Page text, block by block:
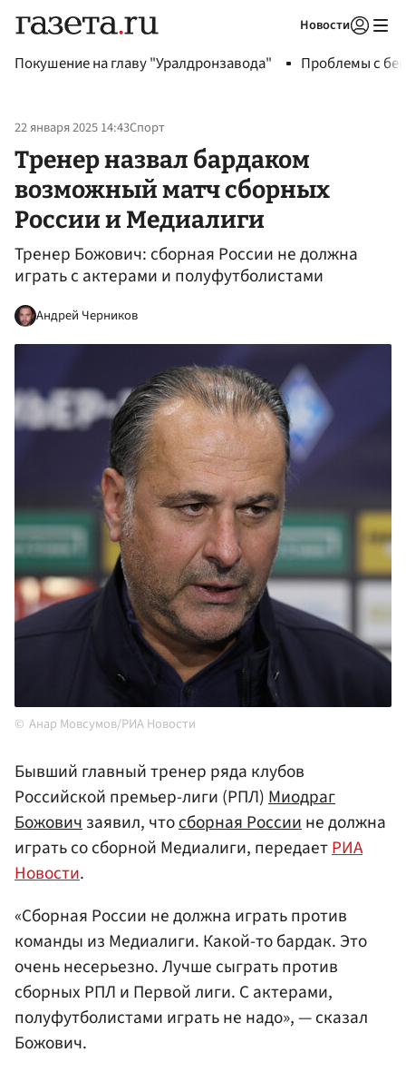
Новости
Покушение на главу "Уралдронзавода" Проблемы с
22 января 2025 14:43Спорт
Тренер назвал бардаком
возможный матч сборных
России и Медиалиги
Тренер Божович: сборная России не должна
играть с актерами и полуфутболистами
Андрей Черников
Анар Мовсумов/РИА Новости
Бывший главный тренер ряда клубов
Российской премьер-лиги (РПЛ)Миодраг
Божовичзаявил, чтосборная Россиине должна
играть со сборной Медиалиги, передаетРИА
Новости.
«Сборная России не должна играть против
команды из Медиалиги. Какой-то бардак. Это
очень несерьезно. Лучше сыграть против
сборных РПЛ и Первой лиги. С актерами,
полуфутболистами играть не надо», — сказал
Божович.